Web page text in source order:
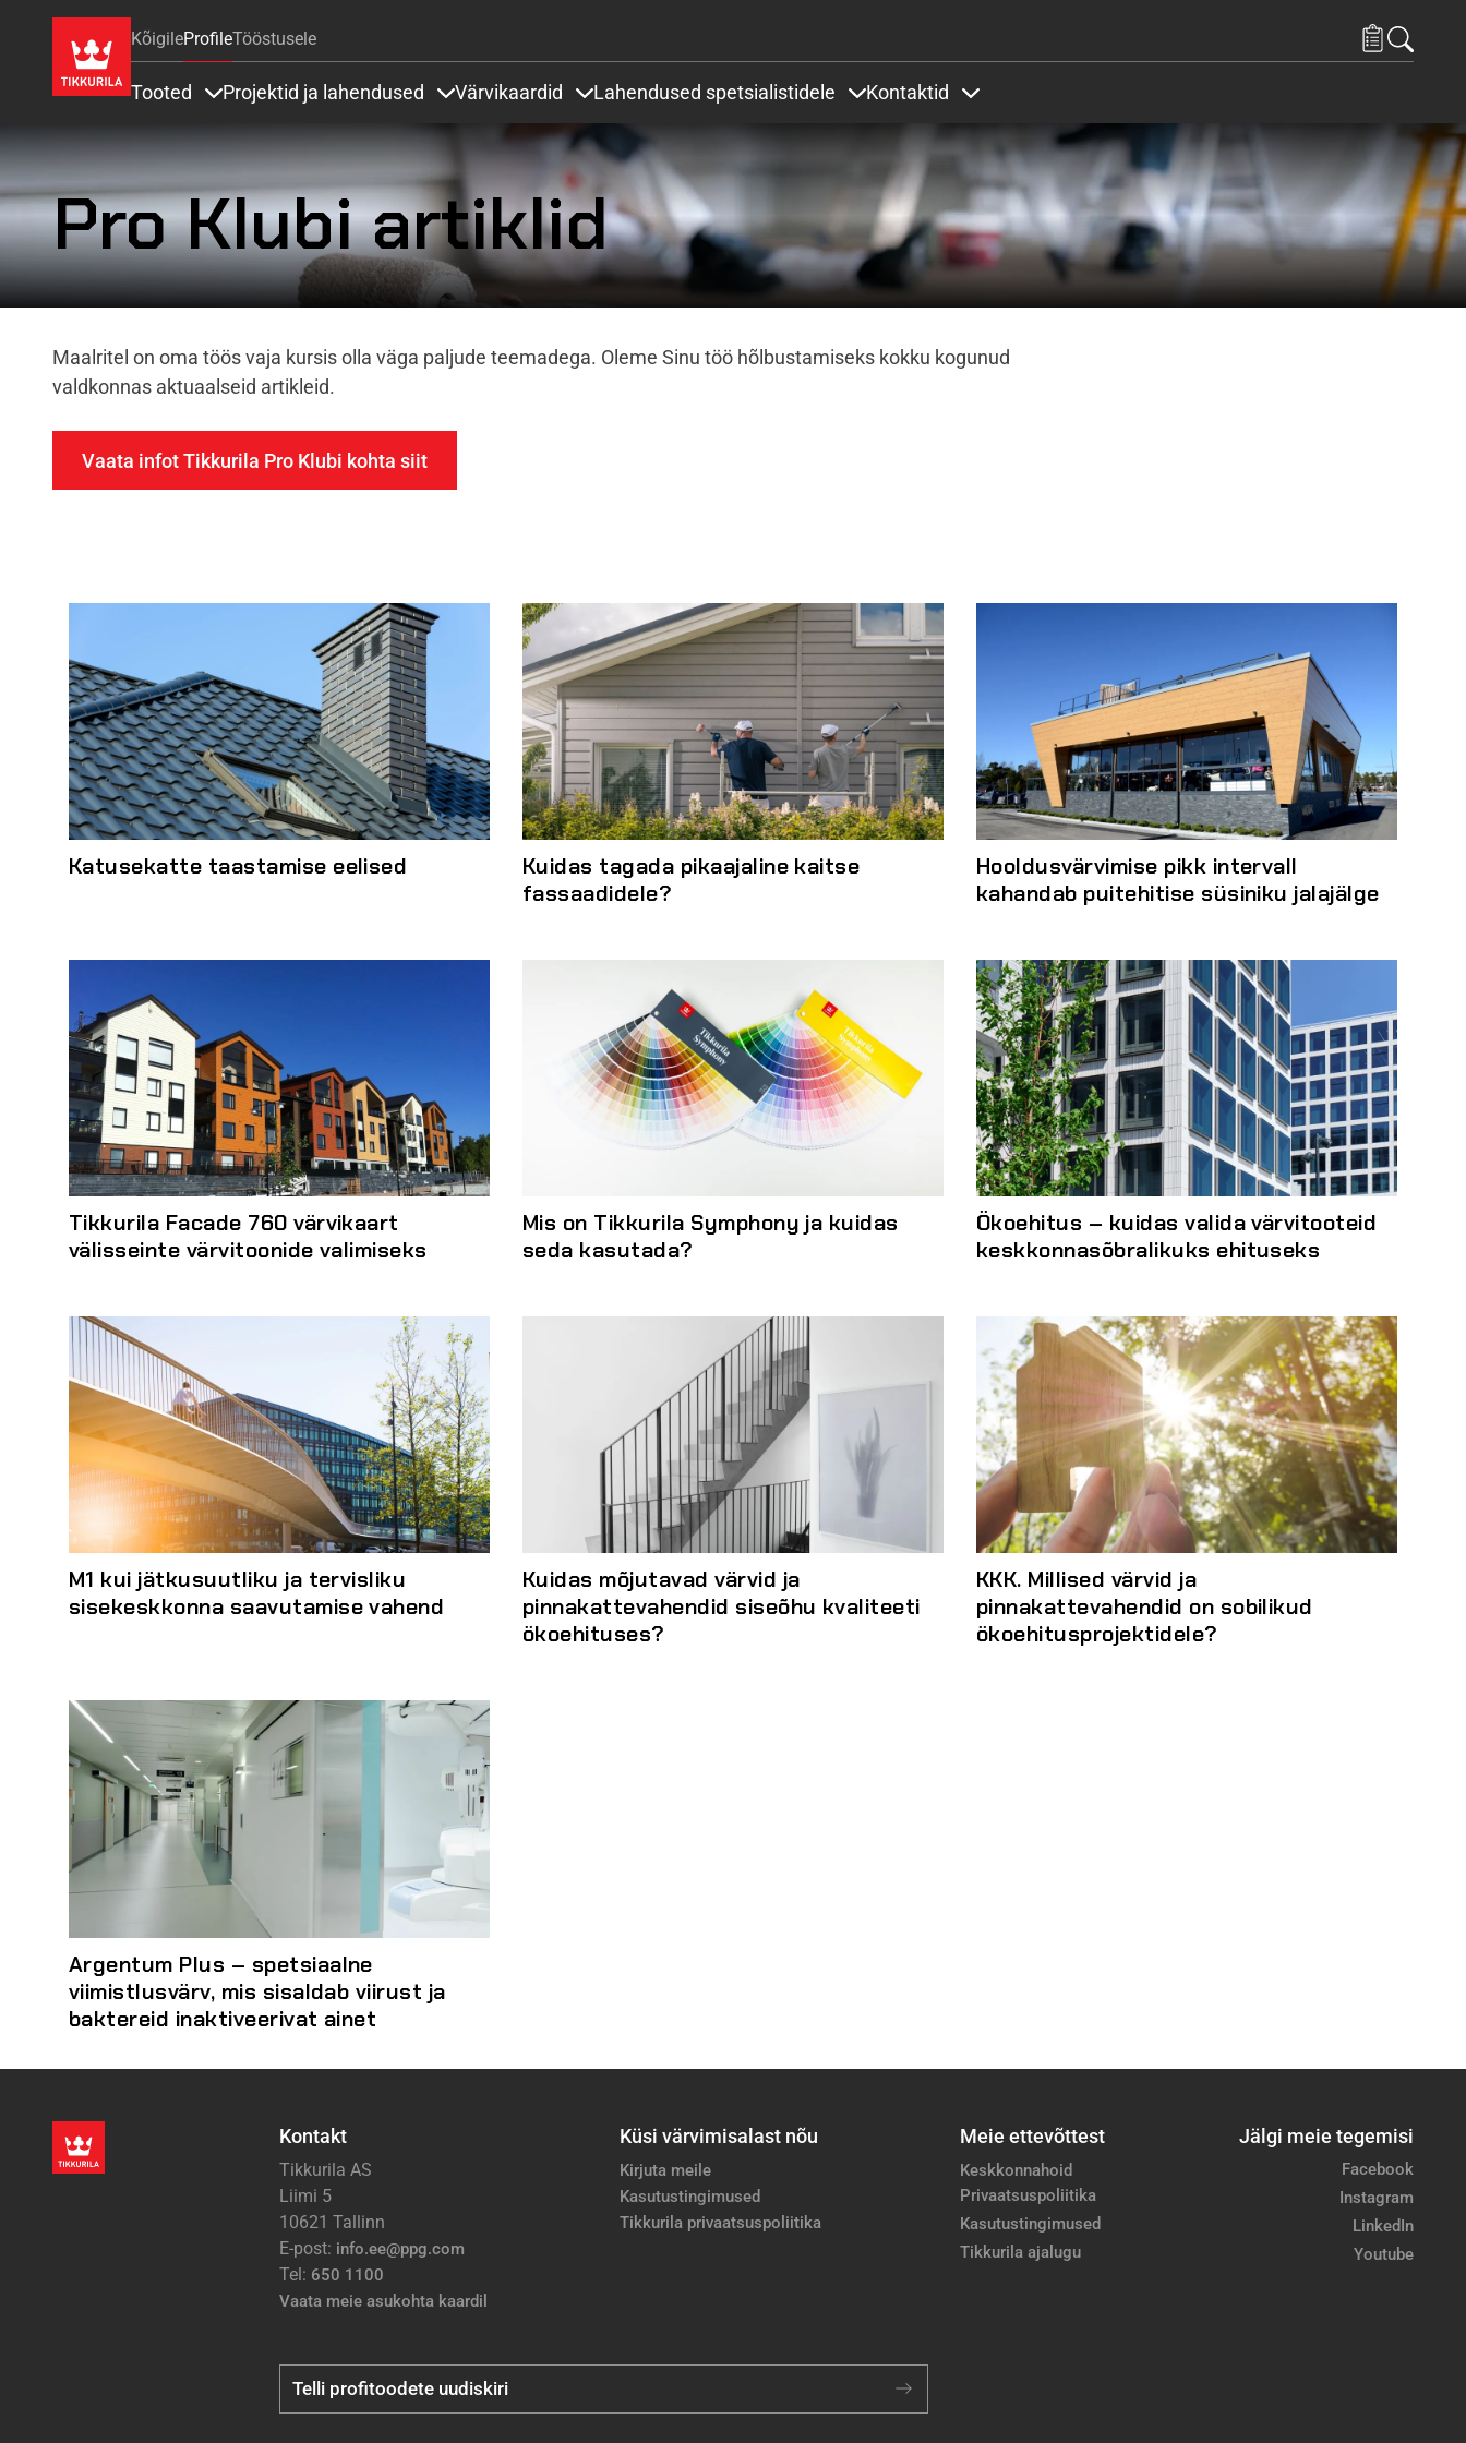
KõigileProfileTööstusele
Tooted Projektid ja lahendused Värvikaardid Lahendused spetsialistidele Kontaktid
Pro Klubi artiklid
Maalritel on oma töös vaja kursis olla väga paljude teemadega. Oleme Sinu töö hõlbustamiseks kokku kogunud
valdkonnas aktuaalseid artikleid.
Vaata infot Tikkurila Pro Klubi kohta siit
Katusekatte taastamise eelised
Kuidas tagada pikaajaline kaitse
fassaadidele?
Hooldusvärvimise pikk intervall
kahandab puitehitise süsiniku jalajälge
Tikkurila Facade 760 värvikaart
välisseinte värvitoonide valimiseks
Mis on Tikkurila Symphony ja kuidas
seda kasutada?
Ökoehitus – kuidas valida värvitooteid
keskkonnasõbralikuks ehituseks
M1 kui jätkusuutliku ja tervisliku
sisekeskkonna saavutamise vahend
Kuidas mõjutavad värvid ja
pinnakattevahendid siseõhu kvaliteeti
ökoehituses?
KKK. Millised värvid ja
pinnakattevahendid on sobilikud
ökoehitusprojektidele?
Argentum Plus – spetsiaalne
viimistlusvärv, mis sisaldab viirust ja
baktereid inaktiveerivat ainet
Kontakt
Tikkurila AS
Liimi 5
10621 Tallinn
E-post: info.ee@ppg.com
Tel: 650 1100
Vaata meie asukohta kaardil
Küsi värvimisalast nõu
Kirjuta meile
Kasutustingimused
Tikkurila privaatsuspoliitika
Meie ettevõttest
Keskkonnahoid
Privaatsuspoliitika
Kasutustingimused
Tikkurila ajalugu
Jälgi meie tegemisi
Facebook
Instagram
LinkedIn
Youtube
Telli profitoodete uudiskiri